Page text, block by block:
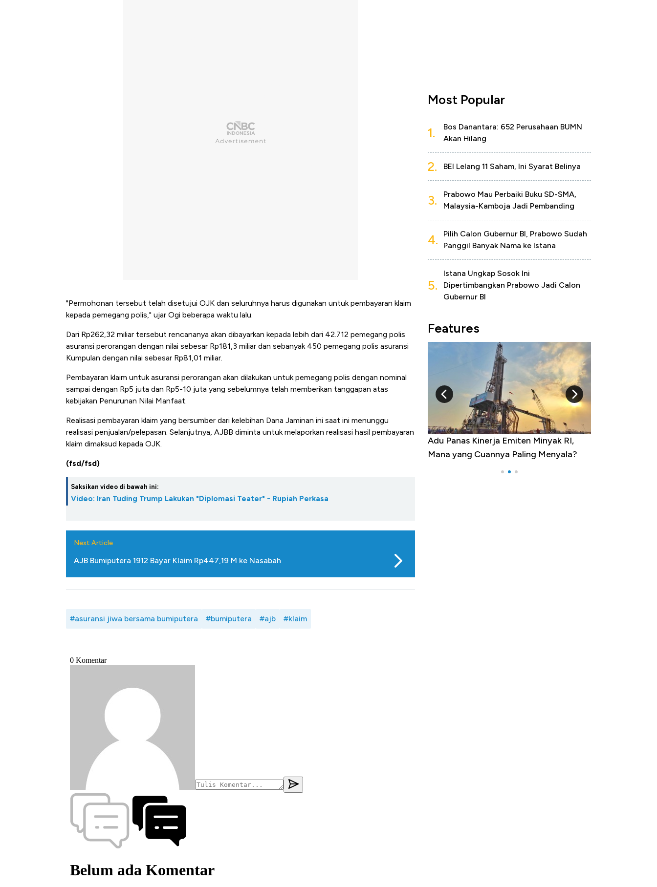
"Permohonan tersebut telah disetujui OJK dan seluruhnya harus digunakan untuk pembayaran klaim
kepada pemegang polis," ujar Ogi beberapa waktu lalu.
Dari Rp262,32 miliar tersebut rencananya akan dibayarkan kepada lebih dari 42.712 pemegang polis
asuransi perorangan dengan nilai sebesar Rp181,3 miliar dan sebanyak 450 pemegang polis asuransi
Kumpulan dengan nilai sebesar Rp81,01 miliar.
Pembayaran klaim untuk asuransi perorangan akan dilakukan untuk pemegang polis dengan nominal
sampai dengan Rp5 juta dan Rp5-10 juta yang sebelumnya telah memberikan tanggapan atas
kebijakan Penurunan Nilai Manfaat.
Realisasi pembayaran klaim yang bersumber dari kelebihan Dana Jaminan ini saat ini menunggu
realisasi penjualan/pelepasan. Selanjutnya, AJBB diminta untuk melaporkan realisasi hasil pembayaran
klaim dimaksud kepada OJK.
(fsd/fsd)
Saksikan video di bawah ini:
Video: Iran Tuding Trump Lakukan "Diplomasi Teater" - Rupiah Perkasa
Next Article
AJB Bumiputera 1912 Bayar Klaim Rp447,19 M ke Nasabah
#asuransi jiwa bersama bumiputera #bumiputera #ajb #klaim
Most Popular
1.
Bos Danantara: 652 Perusahaan BUMN
Akan Hilang
2. BEI Lelang 11 Saham, Ini Syarat Belinya
3.
Prabowo Mau Perbaiki Buku SD-SMA,
Malaysia-Kamboja Jadi Pembanding
4.
Pilih Calon Gubernur BI, Prabowo Sudah
Panggil Banyak Nama ke Istana
5.
Istana Ungkap Sosok Ini
Dipertimbangkan Prabowo Jadi Calon
Gubernur BI
Features
Adu Panas Kinerja Emiten Minyak RI,
Mana yang Cuannya Paling Menyala?